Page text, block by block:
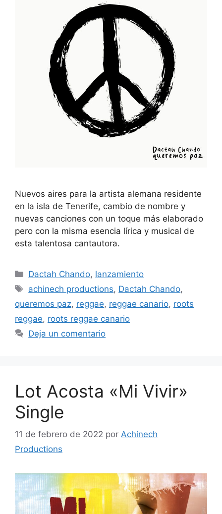
Nuevos aires para la artista alemana residente
en la isla de Tenerife, cambio de nombre y
nuevas canciones con un toque más elaborado
pero con la misma esencia lírica y musical de
esta talentosa cantautora.
Dactah Chando, lanzamiento
achinech productions, Dactah Chando,
queremos paz, reggae, reggae canario, roots
reggae, roots reggae canario
Deja un comentario
Lot Acosta «Mi Vivir»
Single
11 de febrero de 2022 por Achinech
Productions